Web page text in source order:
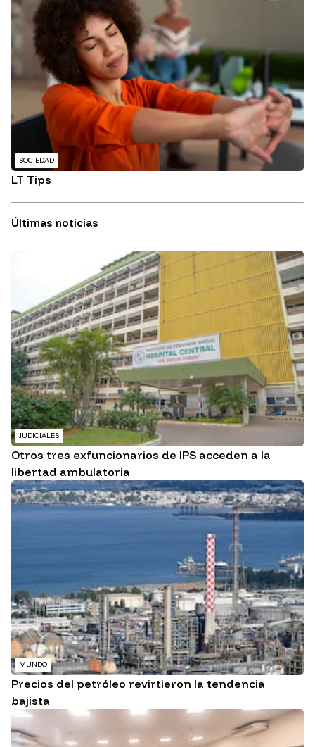
SOCIEDAD
LT Tips
Últimas noticias
JUDICIALES
Otros tres exfuncionarios de IPS acceden a la
libertad ambulatoria
MUNDO
Precios del petróleo revirtieron la tendencia
bajista